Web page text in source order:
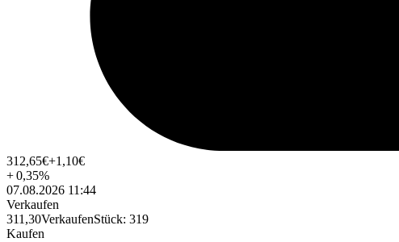
312,65€+1,10€
+0,35%
07.08.2026 11:44
Verkaufen
311,30VerkaufenStück: 319
Kaufen